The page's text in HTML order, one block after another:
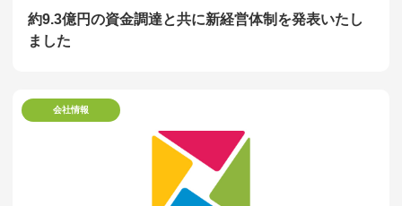
約9.3億円の資金調達と共に新経営体制を発表いたし
ました
会社情報